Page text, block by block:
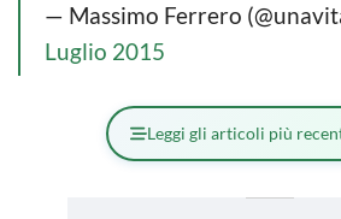
— Massimo Ferrero
Luglio 2015
Leggi gli articoli più